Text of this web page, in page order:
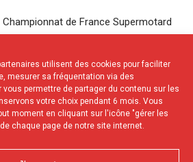
utilisent des cookies pour faciliter
mesurer sa fréquentation via des
permettre de partager du contenu sur les
votre choix pendant 6 mois. Vous
moment en cliquant sur l'icône "gérer les
chaque page de notre site internet.
Championnat de France Supermotard